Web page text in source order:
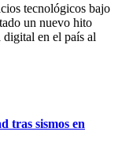
tecnológicos bajo
un nuevo hito
digital en el país al
tras sismos en